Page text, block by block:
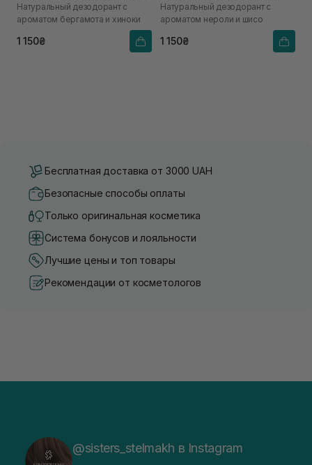
Formula №1 75 г
Натуральный дезодорант с
ароматом бергамота и хиноки
1 150₴
Formula №1
Натуральный дезодорант с
ароматом нероли и шисо
1 150₴
Бесплатная доставка от 3000 UAH
Безопасные способы оплаты
Только оригинальная косметика
Система бонусов и лояльности
Лучшие цены и топ товары
Рекомендации от косметологов
@sisters_stelmakh в Instagram